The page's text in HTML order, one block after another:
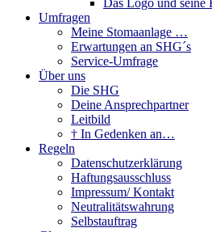
Umfragen
Meine Stomaanlage …
Erwartungen an SHG´s
Service-Umfrage
Über uns
Die SHG
Deine Ansprechpartner
Leitbild
† In Gedenken an…
Regeln
Datenschutzerklärung
Haftungsausschluss
Impressum/ Kontakt
Neutralitätswahrung
Selbstauftrag